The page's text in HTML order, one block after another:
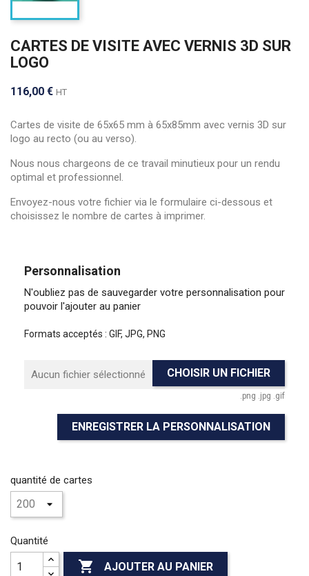
CARTES DE VISITE AVEC VERNIS 3D SUR
LOGO
116,00 € HT
Cartes de visite de 65x65 mm à 65x85mm avec vernis 3D sur
logo au recto (ou au verso).
Nous nous chargeons de ce travail minutieux pour un rendu
optimal et professionnel.
Envoyez-nous votre fichier via le formulaire ci-dessous et
choisissez le nombre de cartes à imprimer.
Personnalisation
N'oubliez pas de sauvegarder votre personnalisation pour
pouvoir l'ajouter au panier
Formats acceptés : GIF, JPG, PNG
Aucun fichier sélectionné CHOISIR UN FICHIER
.png .jpg .gif
ENREGISTRER LA PERSONNALISATION
quantité de cartes
Quantité
 AJOUTER AU PANIER